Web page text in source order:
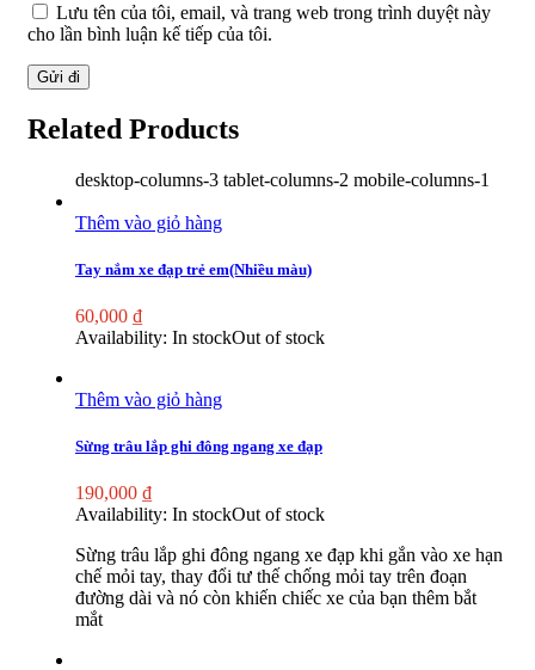
Lưu tên của tôi, email, và trang web trong trình duyệt này
cho lần bình luận kế tiếp của tôi.
Related Products
desktop-columns-3 tablet-columns-2 mobile-columns-1
Thêm vào giỏ hàng
Tay nắm xe đạp trẻ em(Nhiều màu)
60,000 ₫
Availability: In stockOut of stock
Thêm vào giỏ hàng
Sừng trâu lắp ghi đông ngang xe đạp
190,000 ₫
Availability: In stockOut of stock
Sừng trâu lắp ghi đông ngang xe đạp khi gắn vào xe hạn
chế mỏi tay, thay đổi tư thế chống mỏi tay trên đoạn
đường dài và nó còn khiến chiếc xe của bạn thêm bắt
mắt